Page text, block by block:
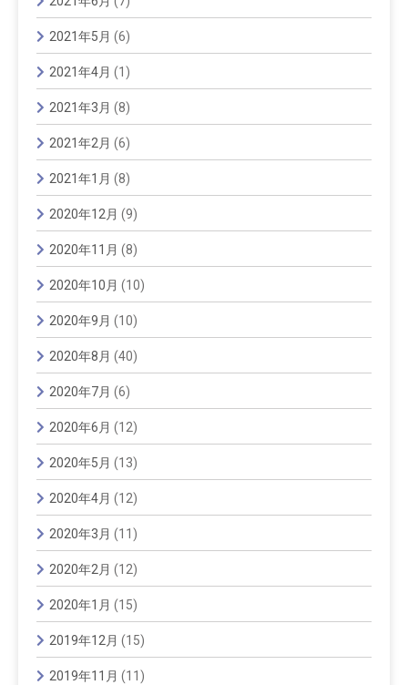
2021年5月 (6)
2021年4月 (1)
2021年3月 (8)
2021年2月 (6)
2021年1月 (8)
2020年12月 (9)
2020年11月 (8)
2020年10月 (10)
2020年9月 (10)
2020年8月 (40)
2020年7月 (6)
2020年6月 (12)
2020年5月 (13)
2020年4月 (12)
2020年3月 (11)
2020年2月 (12)
2020年1月 (15)
2019年12月 (15)
2019年11月 (11)